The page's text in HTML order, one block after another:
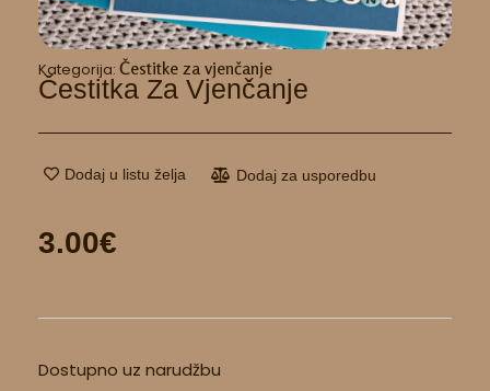
Kategorija: Čestitke za vjenčanje
Čestitka Za Vjenčanje
Dodaj u listu želja Dodaj za usporedbu
3.00€
Dostupno uz narudžbu
za